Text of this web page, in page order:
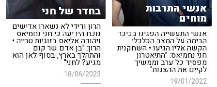
בחדר של חני
הרון ודידי לא נשארו אדישים
נוכח הידיעה כי חני נחמיאס
ויהודה אליאס בזוגיות טרייה •
הרון: "בן אדם שר קום
והתהלך בארץ, בסוף לאן הוא
מגיע? לחני"
18/06/2023
אנשי התרבות
מוחים
אנשי התעשייה הפגינו בכיכר
הבימה על המצב הכלכלי
הקשה אליו הגיעו • השחקנית
חני נחמיאס: "התיאטרון
מפסיד כל ערב וממשיך
לקיים את ההצגות"
19/01/2022